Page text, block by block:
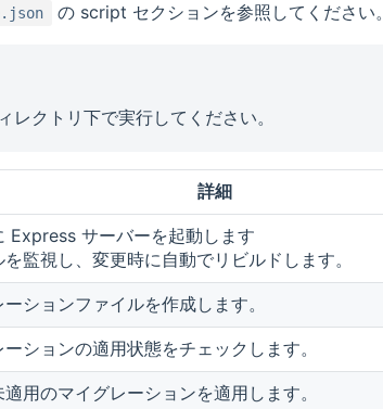
の script セクションを参照してください。
レクトリ下で実行してください。
詳細
Express サーバーを起動します
監視し、変更時に自動でリビルドします。
ションファイルを作成します。
ションの適用状態をチェックします。
用のマイグレーションを適用します。